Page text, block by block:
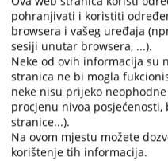
pohranjivati i koristiti
browsera i vašeg uređaja
sesiji unutar browsera, ...).
Neke od ovih informacija su
stranica ne bi mogla
neke nisu prijeko
procjenu nivoa posjećenosti,
stranice...).
Na ovom mjestu možete
korištenje tih informacija.